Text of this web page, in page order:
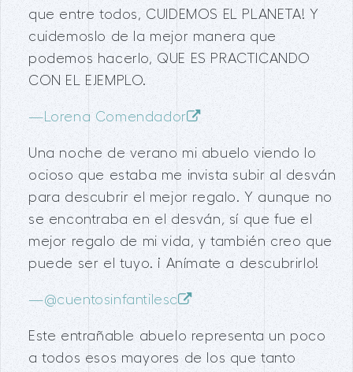
que entre todos, CUIDEMOS EL PLANETA! Y
cuidemoslo de la mejor manera que
podemos hacerlo, QUE ES PRACTICANDO
CON EL EJEMPLO.
— Lorena Comendador
Una noche de verano mi abuelo viendo lo
ocioso que estaba me invista subir al desván
para descubrir el mejor regalo. Y aunque no
se encontraba en el desván, sí que fue el
mejor regalo de mi vida, y también creo que
puede ser el tuyo. ¡ Anímate a descubrirlo!
—@cuentosinfantilesc
Este entrañable abuelo representa un poco
a todos esos mayores de los que tanto